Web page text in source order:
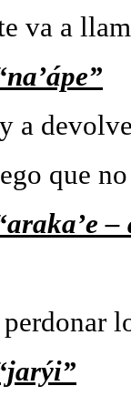
te va a
voy a
que
–